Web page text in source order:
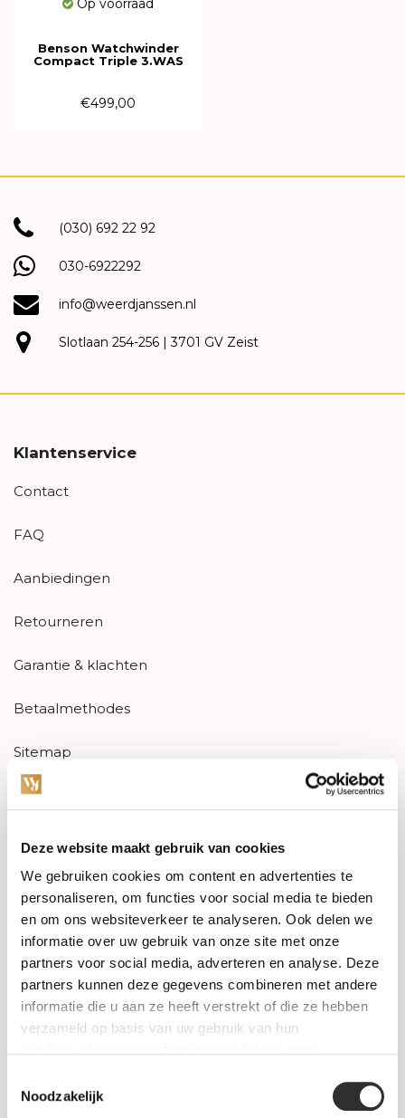
Deze website maakt gebruik van cookies
We gebruiken cookies om content en advertenties te
personaliseren, om functies voor social media te bieden
en om ons websiteverkeer te analyseren. Ook delen we
informatie over uw gebruik van onze site met onze
partners voor social media, adverteren en analyse. Deze
partners kunnen deze gegevens combineren met andere
informatie die u aan ze heeft verstrekt of die ze hebben
verzameld op basis van uw gebruik van hun
Noodzakelijk
Op voorraad
Benson Watchwinder
Compact Triple 3.WAS
€499,00
(030) 692 22 92
030-6922292
info@weerdjanssen.nl
Slotlaan 254-256 | 3701 GV Zeist
Klantenservice
Contact
FAQ
Aanbiedingen
Retourneren
Garantie & klachten
Betaalmethodes
Sitemap
Categorieën
Horloges
Juwelen
Trouwringen
PRE-OWNED
Luxe Accessoires
Heren Sieraden